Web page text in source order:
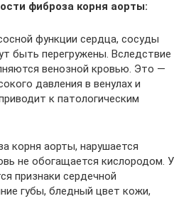
фиброза корня аорты:
функции сердца, сосуды
быть перегружены. Вследствие
венозной кровью. Это —
давления в венулах и
к патологическим
корня аорты, нарушается
не обогащается кислородом. У
признаки сердечной
губы, бледный цвет кожи,